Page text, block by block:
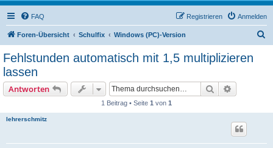
FAQ Anmelden
Registrieren
Foren-Übersicht Schulfix Windows (PC)-Version
Fehlstunden automatisch mit 1,5 multiplizieren
lassen
Antworten Suche
1 Beitrag • Seite 1 von 1
lehrerschmitz